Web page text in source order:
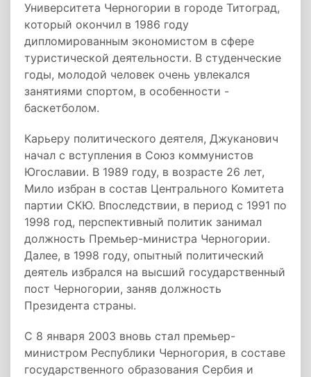
Университета Черногории в городе Титоград,
который окончил в 1986 году
дипломированным экономистом в сфере
туристической деятельности. В студенческие
годы, молодой человек очень увлекался
занятиями спортом, в особенности -
баскетболом.
Карьеру политического деятеля, Джуканович
начал с вступления в Союз коммунистов
Югославии. В 1989 году, в возрасте 26 лет,
Мило избран в состав Центрального Комитета
партии СКЮ. Впоследствии, в период с 1991 по
1998 год, перспективный политик занимал
должность Премьер-министра Черногории.
Далее, в 1998 году, опытный политический
деятель избрался на высший государственный
пост Черногории, заняв должность
Президента страны.
С 8 января 2003 вновь стал премьер-
министром Республики Черногория, в составе
государственного образования Сербия и